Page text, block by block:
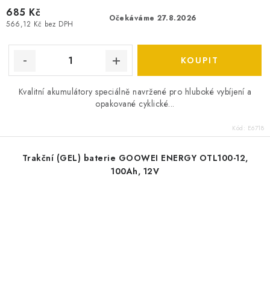
Očekáváme 27.8.2026
566,12 Kč bez DPH
685 Kč
Kvalitní akumulátory speciálně navržené pro hluboké vybíjení a
opakované cyklické...
Kód: E6718
Trakční (GEL) baterie GOOWEI ENERGY OTL100-12,
100Ah, 12V